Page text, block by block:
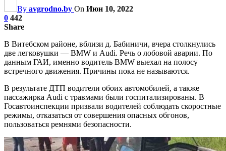
By avgrodno.by On Июн 10, 2022
0 442
Share
В Витебском районе, вблизи д. Бабиничи, вчера столкнулись
две легковушки — BMW и Audi. Речь о лобовой аварии. По
данным ГАИ, именно водитель BMW выехал на полосу
встречного движения. Причины пока не называются.
В результате ДТП водители обоих автомобилей, а также
пассажирка Audi с травмами были госпитализированы. В
Госавтоинспекции призвали водителей соблюдать скоростные
режимы, отказаться от совершения опасных обгонов,
пользоваться ремнями безопасности.